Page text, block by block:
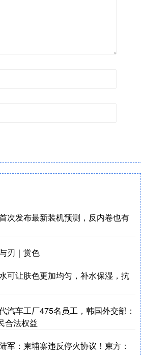
次发布最新装机预测，反内卷也有
刃｜赏色
可让肤色更加均匀，补水保湿，抗
汽车工厂475名员工，韩国外交部：
合法权益
军：柬埔寨违反停火协议！柬方：